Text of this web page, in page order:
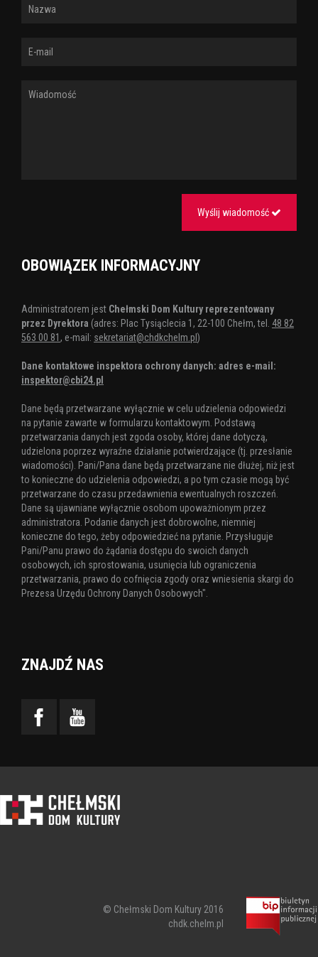
Wyślij wiadomość
OBOWIĄZEK INFORMACYJNY
Administratorem jest Chełmski Dom Kultury reprezentowany
przez Dyrektora (adres: Plac Tysiąclecia 1, 22-100 Chełm, tel. 48 82
563 00 81 , e-mail: sekretariat@chdkchelm.pl )
Dane kontaktowe inspektora ochrony danych: adres e-mail:
inspektor@cbi24.pl
Dane będą przetwarzane wyłącznie w celu udzielenia odpowiedzi
na pytanie zawarte w formularzu kontaktowym. Podstawą
przetwarzania danych jest zgoda osoby, której dane dotyczą,
udzielona poprzez wyraźne działanie potwierdzające (tj. przesłanie
wiadomości). Pani/Pana dane będą przetwarzane nie dłużej, niż jest
to konieczne do udzielenia odpowiedzi, a po tym czasie mogą być
przetwarzane do czasu przedawnienia ewentualnych roszczeń.
Dane są ujawniane wyłącznie osobom upoważnionym przez
administratora. Podanie danych jest dobrowolne, niemniej
konieczne do tego, żeby odpowiedzieć na pytanie. Przysługuje
Pani/Panu prawo do żądania dostępu do swoich danych
osobowych, ich sprostowania, usunięcia lub ograniczenia
przetwarzania, prawo do cofnięcia zgody oraz wniesienia skargi do
Prezesa Urzędu Ochrony Danych Osobowych".
ZNAJDŹ NAS
© Chełmski Dom Kultury 2016
chdk.chelm.pl